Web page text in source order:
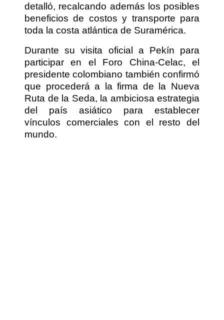
detalló, recalcando además los posibles
beneficios de costos y transporte para
toda la costa atlántica de Suramérica.
Durante su visita oficial a Pekín para
participar en el Foro China-Celac, el
presidente colombiano también confirmó
que procederá a la firma de la Nueva
Ruta de la Seda, la ambiciosa estrategia
del país asiático para establecer
vínculos comerciales con el resto del
mundo.